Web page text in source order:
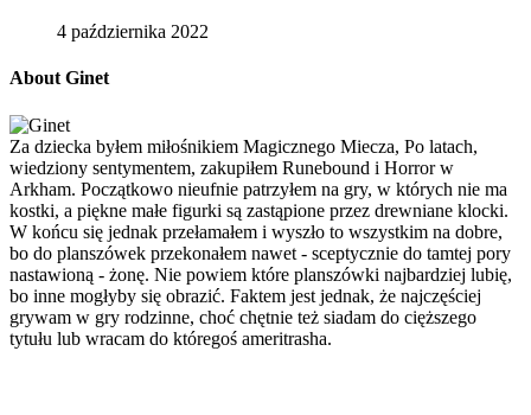
4 października 2022
About Ginet
Za dziecka byłem miłośnikiem Magicznego Miecza, Po latach,
wiedziony sentymentem, zakupiłem Runebound i Horror w
Arkham. Początkowo nieufnie patrzyłem na gry, w których nie ma
kostki, a piękne małe figurki są zastąpione przez drewniane klocki.
W końcu się jednak przełamałem i wyszło to wszystkim na dobre,
bo do planszówek przekonałem nawet - sceptycznie do tamtej pory
nastawioną - żonę. Nie powiem które planszówki najbardziej lubię,
bo inne mogłyby się obrazić. Faktem jest jednak, że najczęściej
grywam w gry rodzinne, choć chętnie też siadam do cięższego
tytułu lub wracam do któregoś ameritrasha.